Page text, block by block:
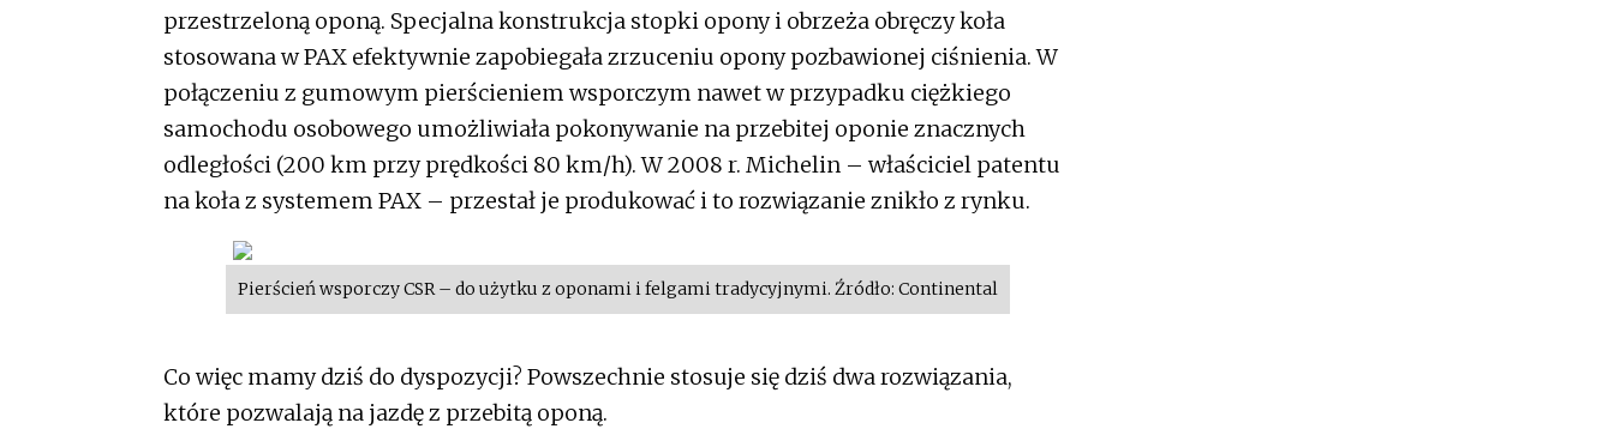
przestrzeloną oponą. Specjalna konstrukcja stopki opony i obrzeża obręczy koła
stosowana w PAX efektywnie zapobiegała zrzuceniu opony pozbawionej ciśnienia. W
połączeniu z gumowym pierścieniem wsporczym nawet w przypadku ciężkiego
samochodu osobowego umożliwiała pokonywanie na przebitej oponie znacznych
odległości (200 km przy prędkości 80 km/h). W 2008 r. Michelin – właściciel patentu
na koła z systemem PAX – przestał je produkować i to rozwiązanie znikło z rynku.
Pierścień wsporczy CSR – do użytku z oponami i felgami tradycyjnymi. Źródło: Continental
Co więc mamy dziś do dyspozycji? Powszechnie stosuje się dziś dwa rozwiązania,
które pozwalają na jazdę z przebitą oponą.